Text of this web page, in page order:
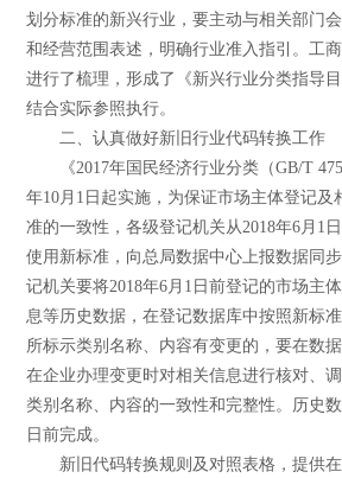
划分标准的新兴行业，要主动与相关部门
和经营范围表述，明确行业准入指引。工
进行了梳理，形成了《新兴行业分类指导
结合实际参照执行。
二、认真做好新旧行业代码转换工作
《2017年国民经济行业分类（GB/T
年10月1日起实施，为保证市场主体登记及
准的一致性，各级登记机关从2018年6月1
使用新标准，向总局数据中心上报数据同
记机关要将2018年6月1日前登记的市场主
息等历史数据，在登记数据库中按照新标
所标示类别名称、内容有变更的，要在数
在企业办理变更时对相关信息进行核对、
类别名称、内容的一致性和完整性。历史
日前完成。
新旧代码转换规则及对照表格，提供在